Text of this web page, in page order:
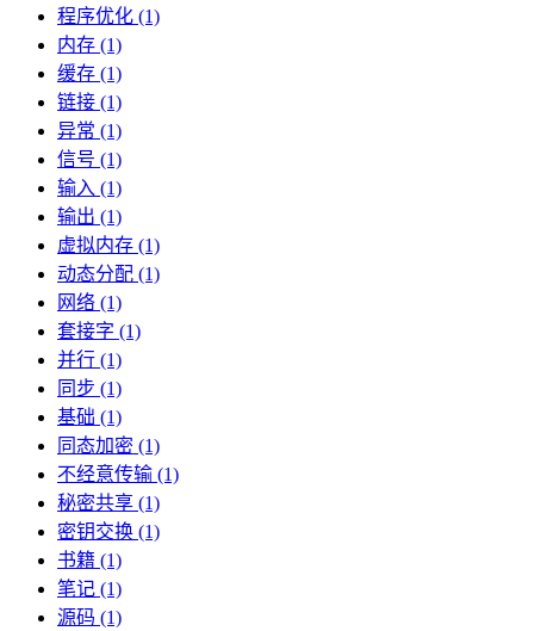
程序优化 (1)
内存 (1)
缓存 (1)
链接 (1)
异常 (1)
信号 (1)
输入 (1)
输出 (1)
虚拟内存 (1)
动态分配 (1)
网络 (1)
套接字 (1)
并行 (1)
同步 (1)
基础 (1)
同态加密 (1)
不经意传输 (1)
秘密共享 (1)
密钥交换 (1)
书籍 (1)
笔记 (1)
源码 (1)